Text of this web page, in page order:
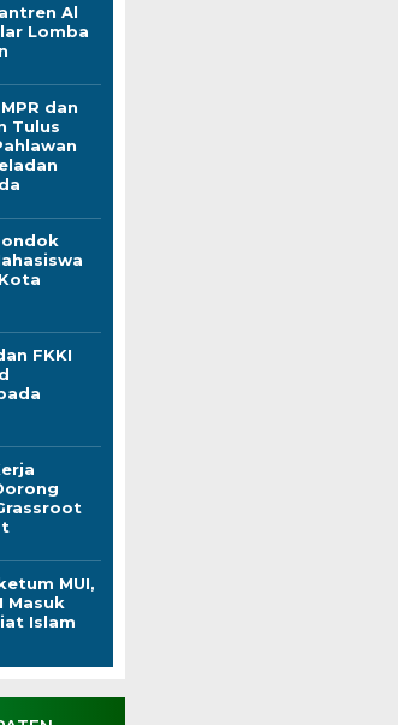
Al
Lomba
dan
Tulus
FKKI
MUI,
Masuk
Islam